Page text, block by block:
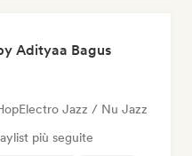
Adityaa Bagus
Electro Jazz / Nu Jazz
più seguite